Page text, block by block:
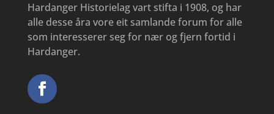
Hardanger Historielag vart stifta i 1908, og har
alle desse åra vore eit samlande forum for alle
som interesserer seg for nær og fjern fortid i
Hardanger.